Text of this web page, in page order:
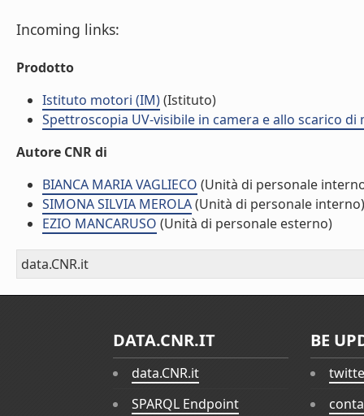
Incoming links:
Prodotto
Istituto motori (IM)(Istituto)
Spettroscopia UV-visibile in camera e allo scarico di
Autore CNR di
BIANCA MARIA VAGLIECO (Unità di personale
SIMONA SILVIA MEROLA(Unità di personale interno)
EZIO MANCARUSO (Unità di personale esterno)
data.CNR.it
DATA.CNR.IT
data.CNR.it
SPARQL Endpoint
BE